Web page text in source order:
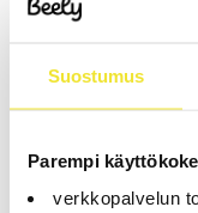
Suostumus
Parempi
verkkopalvelun